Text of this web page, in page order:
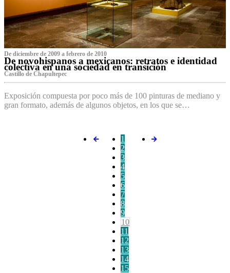
De diciembre de 2009 a febrero de 2010
De novohispanos a mexicanos: retratos e identidad
colectiva en una sociedad en transición
Castillo de Chapultepec
Exposición compuesta por poco más de 100 pinturas de mediano y
gran formato, además de algunos objetos, en los que se…
1
2
3
4
5
6
7
8
9
10
11
12
13
14
15